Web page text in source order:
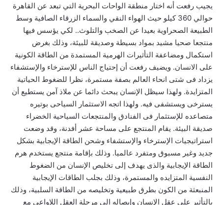
يجيب رفعت أنه اختار منطقة الواحات البحرية التي تبعد عن القاهرة
حوالي 360 كيلو حيث الهواء النقي والسماء الزرقاء الصافية وسط
الطبيعة الصحراوية بعيدا عن الصخب والتلوث.. لكي يؤسس فيها
منتجعا صحيا مشيد بمواد بسيطة وصديقة للبيئة، وذلك بغرض
استكمال ومضاعفة التأثيرات الهرمية المستمدة من الطاقة الكونية
على الانسان. ويضيف رفعت أن إحتياج الناس للإسترخاء والإستشفاء
يزداد فى شتى انحاء العالم بصفة مستمرة، نظرا للضغوط الحياتية
المتزايدة. ولهذا سيظل الإنسان يبحث دائما عن ملاذ آمن يستطيع أن
يسترخى ويستشفى فيه. ولهذا اتجه الاستثمار السياحى بوتيره
متصاعده للإستثمار فى الفنادق والمنتجعات السياحية الخضراء
صديقة البيئة. يقام المنتجع على مساحة عشر أفدنة، وقد وضعت
استراتيجيات الإسترخاء والإستشفاء وشحن الطاقة الإيجابية بشكل
جديد وغير مسبوق ومتفرد عالميا. وذلك بإقامة منتجع يستخدم هرم
الطاقة الإيجابية والذى يهدف إلى تخليص الإنسان من الضغوط
النفسية المتزايده والمستمرة، وذلك بجلب الطاقات الإيجابية
المنبعثة من الكون بطرق طبيعية وتخليصه من الطاقة السلبية، وذلك
بالتأثير على عقل الإنسان وإيصاله الى مرحلة العقل اللاواعى مع